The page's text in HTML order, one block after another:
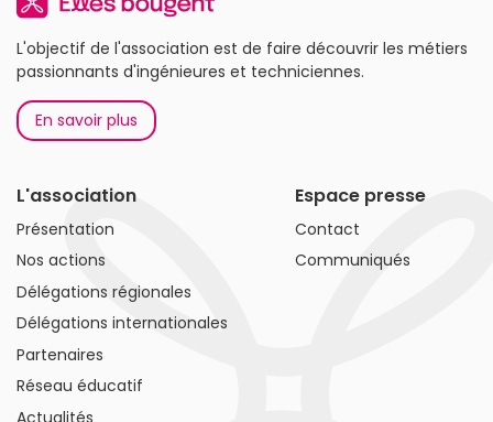
L'objectif de l'association est de faire découvrir les métiers
passionnants d'ingénieures et techniciennes.
En savoir plus
L'association
Présentation
Nos actions
Délégations régionales
Délégations internationales
Partenaires
Réseau éducatif
Actualités
Espace presse
Contact
Communiqués